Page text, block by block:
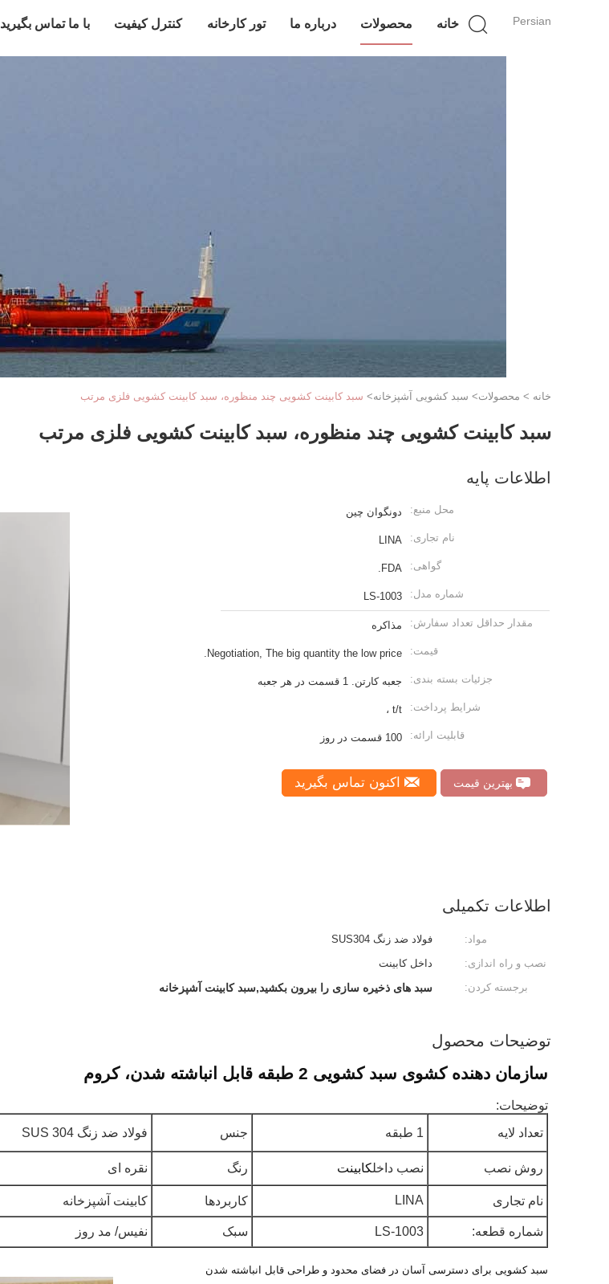
Persian خانه محصولات درباره ما تور کارخانه کنترل کیفیت با ما تماس بگیرید
خانه > محصولات> سبد کشویی آشپزخانه> سبد کابینت کشویی چند منظوره، سبد کابینت کشویی فلزی مرتب
سبد کابینت کشویی چند منظوره، سبد کابینت کشویی فلزی مرتب
اطلاعات پایه
محل منبع: دونگوان چین
نام تجاری: LINA
گواهی: FDA.
شماره مدل: LS-1003
مقدار حداقل تعداد سفارش: مذاکره
قیمت: Negotiation, The big quantity the low price.
جزئیات بسته بندی: جعبه کارتن. 1 قسمت در هر جعبه
شرایط پرداخت: t/t ،
قابلیت ارائه: 100 قسمت در روز
بهترین قیمت اکنون تماس بگیرید
اطلاعات تکمیلی
مواد: فولاد ضد زنگ SUS304
نصب و راه اندازی:
داخل کابينت
برجسته کردن:
سبد های ذخیره سازی را بیرون بکشید,سبد کابینت آشپزخانه
توضیحات محصول
سازمان دهنده کشوی سبد کشویی 2 طبقه قابل انباشته شدن، کروم
توضیحات:
تعداد لایه
جنس فولاد ضد زنگ SUS 304
روش نصب نصب داخلکابینت رنگ نقره ای
نام تجاری کاربردها کابینت آشپزخانه
شماره قطعه: سبک نفیس/ مد روز
سبد کشویی برای دسترسی آسان در فضای محدود و طراحی قابل انباشته شدن